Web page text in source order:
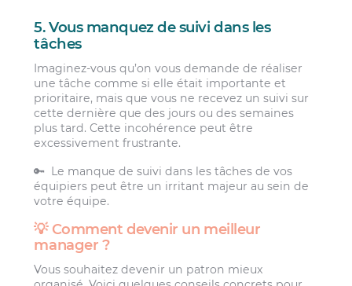
5. Vous manquez de suivi dans les
tâches
Imaginez-vous qu’on vous demande de réaliser
une tâche comme si elle était importante et
prioritaire, mais que vous ne recevez un suivi sur
cette dernière que des jours ou des semaines
plus tard. Cette incohérence peut être
excessivement frustrante.
🔑 Le manque de suivi dans les tâches de vos
équipiers peut être un irritant majeur au sein de
votre équipe.
💡 Comment devenir un meilleur
manager ?
Vous souhaitez devenir un patron mieux